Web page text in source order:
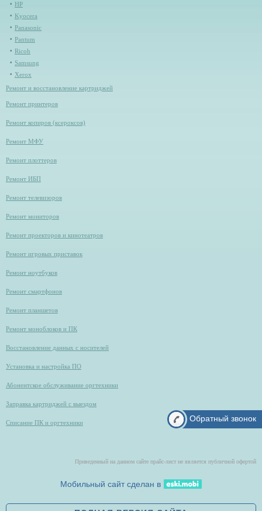
Обратный звонок
HP
Kyocera
Panasonic
Pantum
Ricoh
Samsung
Xerox
Ремонт и восстановление картриджей
Ремонт принтеров
Ремонт копиров (ксероксов)
Ремонт МФУ
Ремонт плоттеров
Ремонт ИБП
Ремонт телевизоров
Ремонт мониторов
Ремонт проекторов и кинотеатров
Ремонт игровых приставок
Ремонт ноутбуков
Ремонт смартфонов
Ремонт планшетов
Ремонт моноблоков и ПК
Восстановление данных с носителей
Установка и настройка ПО
Абонентское обслуживание оргтехники
Заправка картриджей с выездом
Списание ПК и оргтехники
Приведенный на данном сайте прайс-лист не является публичной офертой
Мобильный сайт сделан в